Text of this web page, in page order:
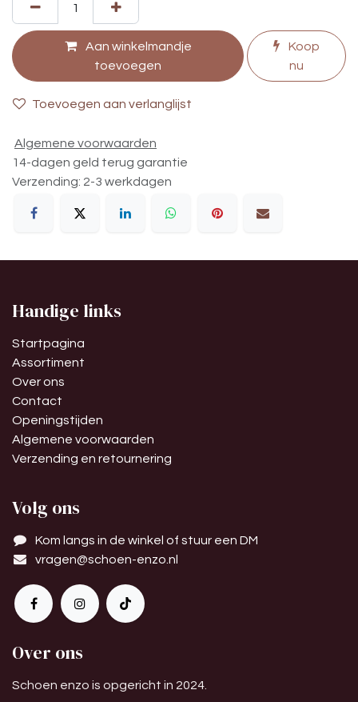
Aan winkelmandje
toevoegen
Koop
nu
Toevoegen aan verlanglijst
Algemene voorwaarden
14-dagen geld terug garantie
Verzending: 2-3 werkdagen
Handige links
Startpagina
Assortiment
Over ons
Contact
Openingstijden
Algemene voorwaarden
Verzending en retournering
Volg ons
Kom langs in de winkel of stuur een DM
vragen@schoen-enzo.nl
Over ons
Schoen enzo is opgericht in 2024.